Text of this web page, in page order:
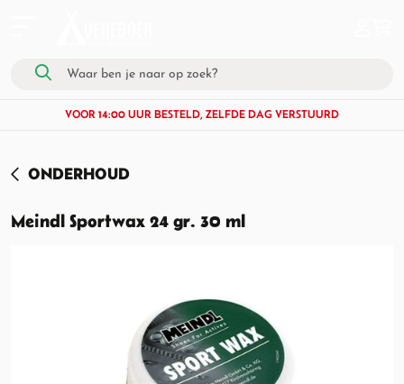
VOOR 14:00 UUR BESTELD, ZELFDE DAG VERSTUURD
ONDERHOUD
Meindl Sportwax 24 gr. 30 ml